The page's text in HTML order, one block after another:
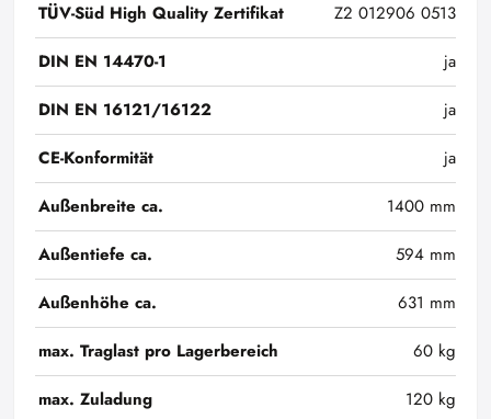
TÜV-Süd High Quality Zertifikat
Z2 012906 0513
DIN EN 14470-1
ja
DIN EN 16121/16122
ja
CE-Konformität
ja
Außenbreite ca.
1400 mm
Außentiefe ca.
594 mm
Außenhöhe ca.
631 mm
max. Traglast pro Lagerbereich
60 kg
max. Zuladung
120 kg